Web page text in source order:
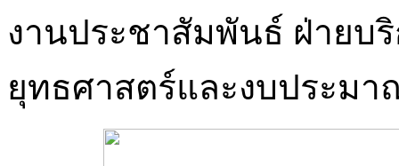
งานประชาสัมพันธ์ ฝ่ายบ
ยุทธศาสตร์และงบประมา